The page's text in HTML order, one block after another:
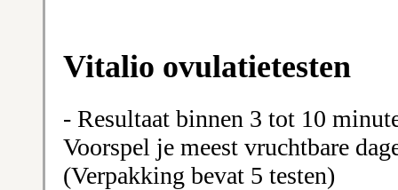
Vitalio ovulatietesten
- Resultaat binnen 3 tot 10
Voorspel je meest vruchtbare
(Verpakking bevat 5 testen)